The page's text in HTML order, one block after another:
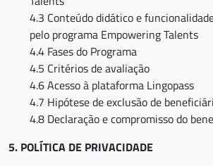
4.3 Conteúdo didático e
pelo programa Empowering Talents
4.4 Fases do Programa
4.5 Critérios de avaliação
4.6 Acesso à plataforma Lingopass
4.7 Hipótese de exclusão de
4.8 Declaração e compromisso do
5. POLÍTICA DE PRIVACIDADE